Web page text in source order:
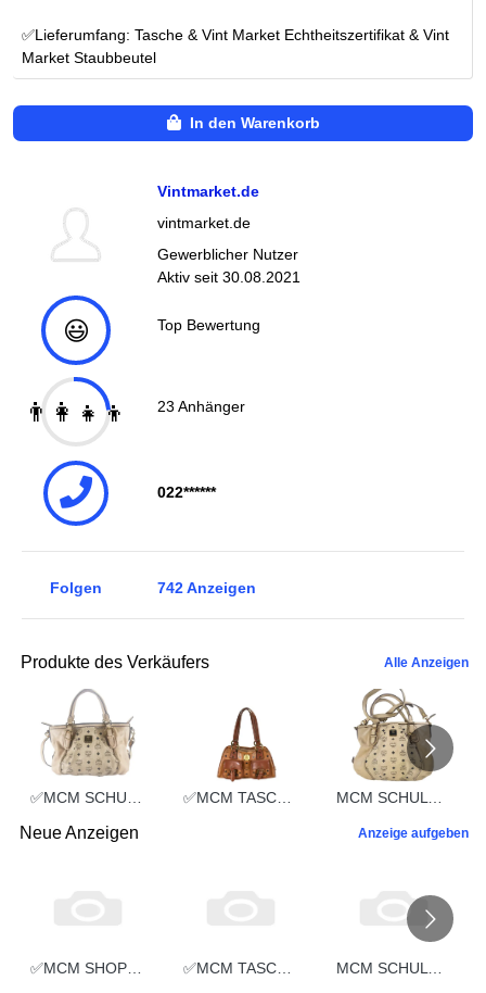
✅Lieferumfang: Tasche & Vint Market Echtheitszertifikat & Vint
Market Staubbeutel
In den Warenkorb
Vintmarket.de
vintmarket.de
Gewerblicher Nutzer
Aktiv seit 30.08.2021
😃 Top Bewertung
👨‍👩‍👧‍👦 23 Anhänger
022******
Folgen 742Anzeigen
Produkte des Verkäufers Alle Anzeigen
Neue Anzeigen Anzeige aufgeben